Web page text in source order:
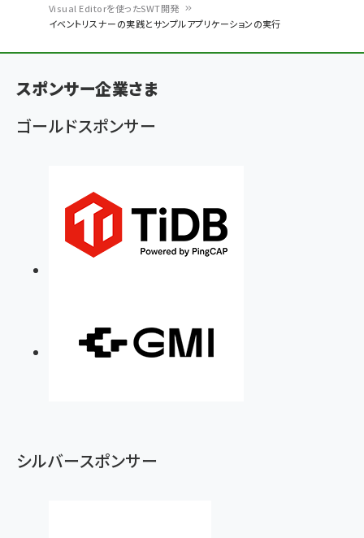
く
ず
Visual Editorを使ったSWT開発
イベントリスナーの実践とサンプルアプリケーションの実行
スポンサー企業さま
ゴールドスポンサー
シルバースポンサー